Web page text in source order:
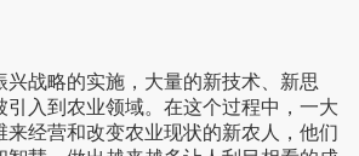
战略的实施，大量的新技术、新思
引入到农业领域。在这个过程中，一大
来经营和改变农业现状的新农人，他们